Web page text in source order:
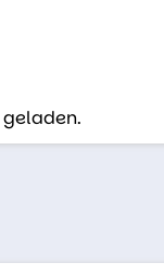
geladen.